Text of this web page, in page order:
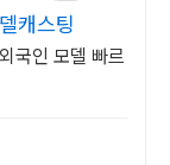
캐스팅
국인 모델 빠르